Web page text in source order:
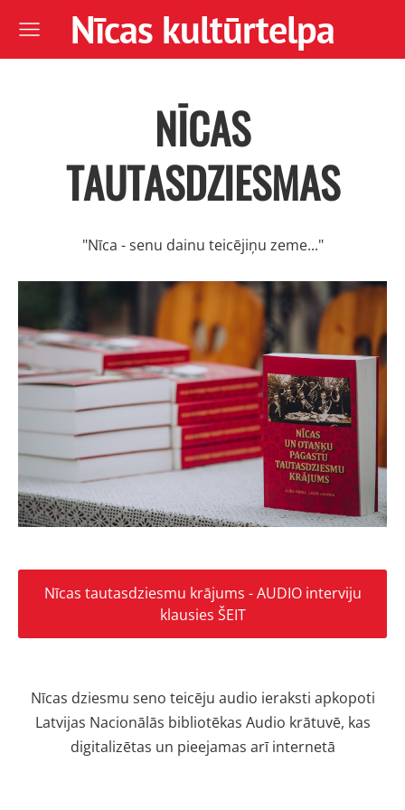
Nīcas kultūrtelpa
NĪCAS
TAUTASDZIESMAS
"Nīca - senu dainu teicējiņu zeme..."
Nīcas tautasdziesmu krājums - AUDIO interviju
klausies ŠEIT
Nīcas dziesmu seno teicēju audio ieraksti apkopoti
Latvijas Nacionālās bibliotēkas Audio krātuvē, kas
digitalizētas un pieejamas arī internetā